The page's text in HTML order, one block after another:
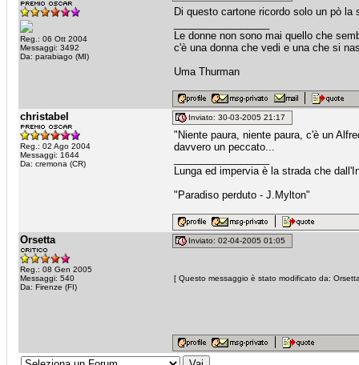
Reg.: 06 Ott 2004
Messaggi: 3492
Da: parabiago (MI)
Di questo cartone ricordo solo un pò
Le donne non sono mai quello che
c'è una donna che vedi e una che si
Uma Thurman
christabel
Reg.: 02 Ago 2004
Messaggi: 1644
Da: cremona (CR)
Inviato: 30-03-2005 21:17
"Niente paura, niente paura, c'è un
davvero un peccato...
Lunga ed impervia è la strada che
"Paradiso perduto - J.Mylton"
Orsetta
Reg.: 08 Gen 2005
Messaggi: 540
Da: Firenze (FI)
Inviato: 02-04-2005 01:05
[ Questo messaggio è stato modificato da: